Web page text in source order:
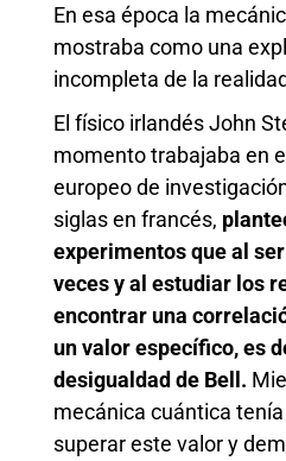
En esa época la
mostraba como una
incompleta de la
El físico irlandés John
momento trabajaba en
europeo de
siglas en francés,
experimentos que al
veces y al estudiar los
encontrar una
un valor específico, es
desigualdad de Bell.
mecánica cuántica
superar este valor y